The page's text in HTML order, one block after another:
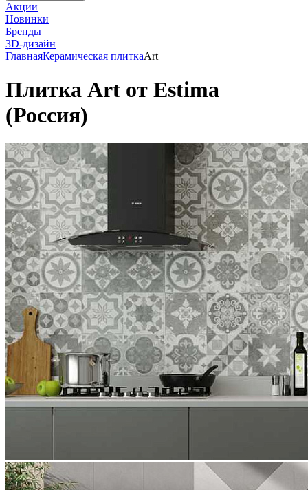
Акции
Новинки
Бренды
3D-дизайн
ГлавнаяКерамическая плиткаArt
Плитка Art от Estima
(Россия)